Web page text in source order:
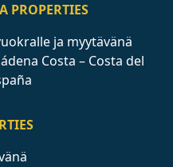
PROPERTIES
ja myytävänä
Costa – Costa del